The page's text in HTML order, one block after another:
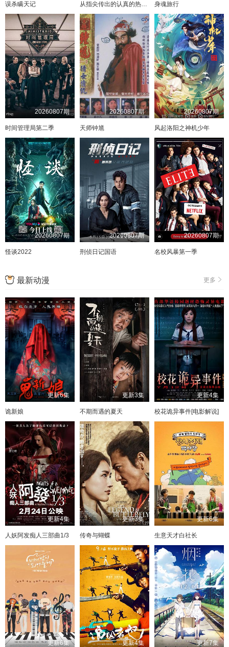
误杀瞒天记 从指尖传出的认真的热情2-青梅竹马是消防员 身魂旅行
20260807期
时间管理局第二季
20260807期
天师钟馗
20260807期
风起洛阳之神机少年
20260807期
怪谈2022
20260807期
刑侦日记国语
20260807期
名校风暴第一季
更多
最新动漫
更新6集
诡新娘
更新3集
不期而遇的夏天
更新4集
校花诡异事件[电影解说]
更新4集
人妖阿发痴人三部曲1/3
更新3集
传奇与蝴蝶
更新6集
生意天才白社长
更新6集 更新4集 更新7集